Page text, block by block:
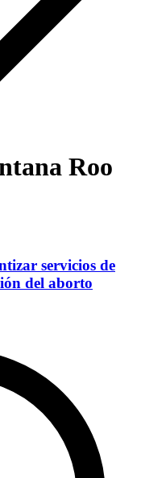
Roo
servicios de
del aborto